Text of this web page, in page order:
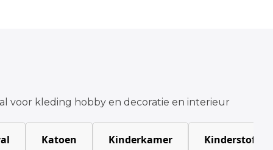
voor kleding hobby en decoratie en interieur
Katoen Kinderkamer Kinderstoffen